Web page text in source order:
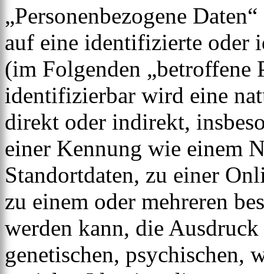
„Personenbezogene
auf eine identifizierte oder
(im Folgenden „betroffene
identifizierbar wird eine
direkt oder indirekt,
einer Kennung wie einem
Standortdaten, zu einer
zu einem oder mehreren
werden kann, die
genetischen, psychischen,